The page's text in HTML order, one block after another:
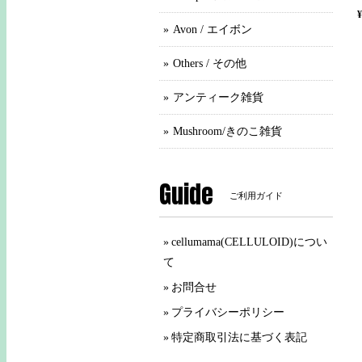
Avon / エイボン
Others / その他
アンティーク雑貨
Mushroom/きのこ雑貨
Guide ご利用ガイド
cellumama(CELLULOID)につい
て
お問合せ
プライバシーポリシー
特定商取引法に基づく表記